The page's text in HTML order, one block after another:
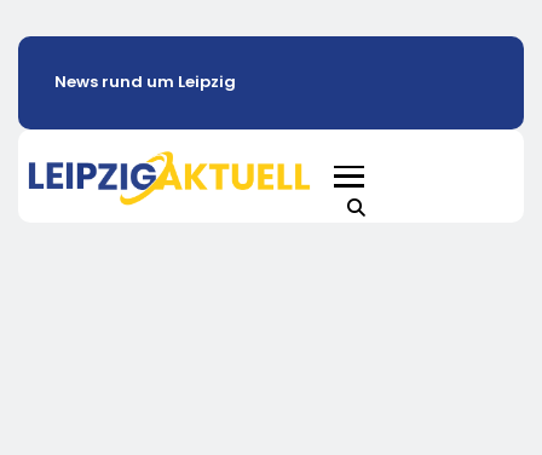
News rund um Leipzig